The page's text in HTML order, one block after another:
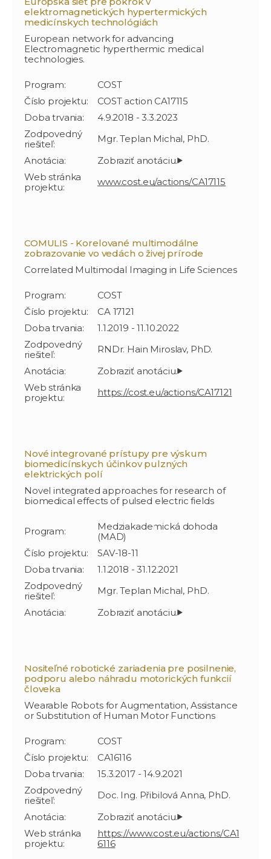
elektromagnetických hypertermických
medicínskych technológiách
European network for advancing
Electromagnetic hyperthermic medical
technologies.
Program:
COST
Číslo projektu:
COST action CA17115
Doba trvania:
4.9.2018 - 3.3.2023
Zodpovedný
riešiteľ:
Mgr. Teplan Michal, PhD.
Anotácia:
Web stránka
projektu:
www.cost.eu/actions/CA17115
COMULIS - Korelované multimodálne
zobrazovanie vo vedách o živej prírode
Correlated Multimodal Imaging in Life Sciences
Program:
COST
Číslo projektu:
CA 17121
Doba trvania:
1.1.2019 - 11.10.2022
Zodpovedný
riešiteľ:
RNDr. Hain Miroslav, PhD.
Anotácia:
Web stránka
projektu:
https://cost.eu/actions/CA17121
Nové integrované prístupy pre výskum
biomedicínskych účinkov pulzných
elektrických polí
Novel integrated approaches for research of
biomedical effects of pulsed electric fields
Program:
Medziakademická dohoda
(MAD)
Číslo projektu:
SAV-18-11
Doba trvania:
1.1.2018 - 31.12.2021
Zodpovedný
riešiteľ:
Mgr. Teplan Michal, PhD.
Anotácia:
Nositeľné robotické zariadenia pre posilnenie,
podporu alebo náhradu motorických funkcií
človeka
Wearable Robots for Augmentation, Assistance
or Substitution of Human Motor Functions
Program:
COST
Číslo projektu:
CA16116
Doba trvania:
15.3.2017 - 14.9.2021
Zodpovedný
riešiteľ:
Doc. Ing. Přibilová Anna, PhD.
Anotácia:
Web stránka
projektu:
https://www.cost.eu/actions/CA1
6116